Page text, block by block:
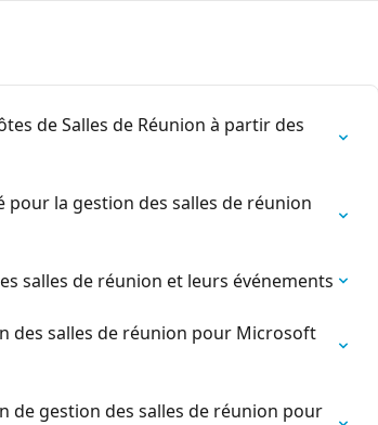
de Salles de Réunion à partir des
la gestion des salles de réunion
salles de réunion et leurs événements
des salles de réunion pour Microsoft
de gestion des salles de réunion pour